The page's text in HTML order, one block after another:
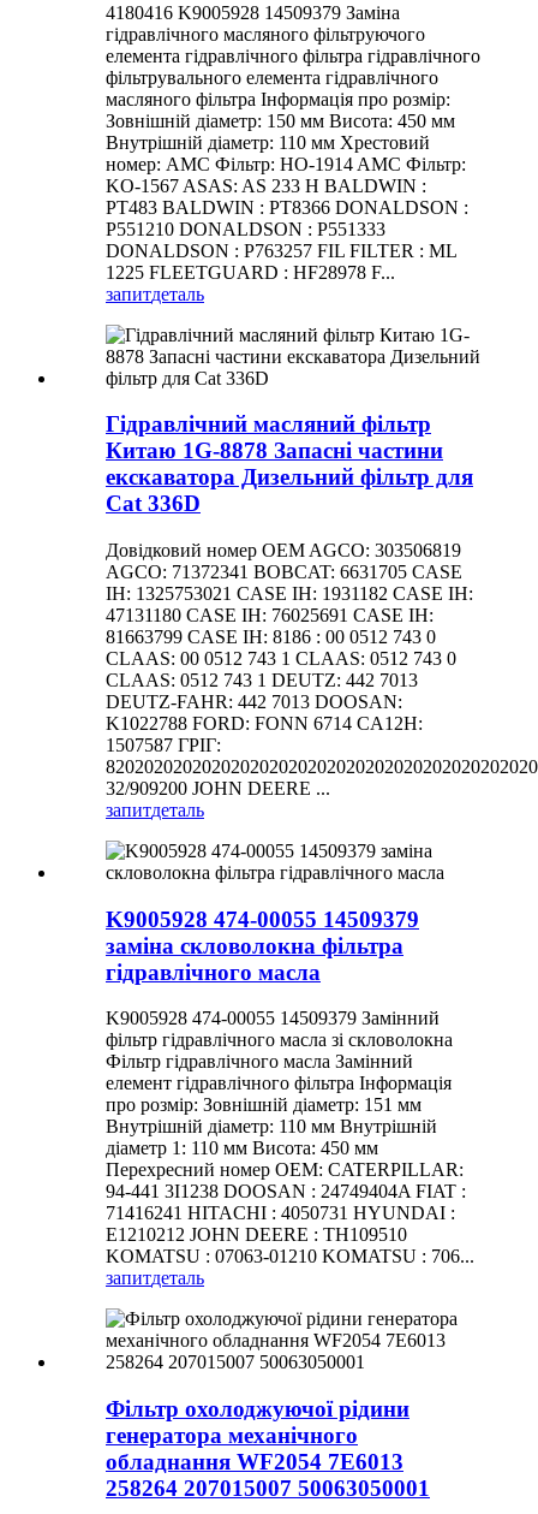
4180416 K9005928 14509379 Заміна
гідравлічного масляного фільтруючого
елемента гідравлічного фільтра гідравлічного
фільтрувального елемента гідравлічного
масляного фільтра Інформація про розмір:
Зовнішній діаметр: 150 мм Висота: 450 мм
Внутрішній діаметр: 110 мм Хрестовий
номер: AMC Фільтр: HO-1914 AMC Фільтр:
KO-1567 ASAS: AS 233 H BALDWIN :
PT483 BALDWIN : PT8366 DONALDSON :
P551210 DONALDSON : P551333
DONALDSON : P763257 FIL FILTER : ML
1225 FLEETGUARD : HF28978 F...
запитдеталь
Гідравлічний масляний фільтр
Китаю 1G-8878 Запасні частини
екскаватора Дизельний фільтр для
Cat 336D
Довідковий номер OEM AGCO: 303506819
AGCO: 71372341 BOBCAT: 6631705 CASE
IH: 1325753021 CASE IH: 1931182 CASE IH:
47131180 CASE IH: 76025691 CASE IH:
81663799 CASE IH: 8186 : 00 0512 743 0
CLAAS: 00 0512 743 1 CLAAS: 0512 743 0
CLAAS: 0512 743 1 DEUTZ: 442 7013
DEUTZ-FAHR: 442 7013 DOOSAN:
K1022788 FORD: FONN 6714 CA12H:
1507587 ГРІГ:
32/909200 JOHN DEERE ...
запитдеталь
K9005928 474-00055 14509379
заміна скловолокна фільтра
гідравлічного масла
K9005928 474-00055 14509379 Замінний
фільтр гідравлічного масла зі скловолокна
Фільтр гідравлічного масла Замінний
елемент гідравлічного фільтра Інформація
про розмір: Зовнішній діаметр: 151 мм
Внутрішній діаметр: 110 мм Внутрішній
діаметр 1: 110 мм Висота: 450 мм
Перехресний номер OEM: CATERPILLAR:
94-441 3I1238 DOOSAN : 24749404A FIAT :
71416241 HITACHI : 4050731 HYUNDAI :
E1210212 JOHN DEERE : TH109510
KOMATSU : 07063-01210 KOMATSU : 706...
запитдеталь
Фільтр охолоджуючої рідини
генератора механічного
обладнання WF2054 7E6013
258264 207015007 50063050001